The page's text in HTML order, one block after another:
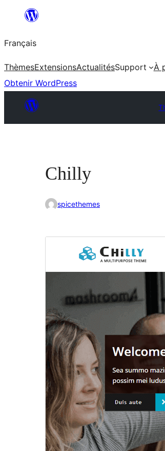
contenu
Français
ThèmesExtensionsActualitésSupport À
Obtenir WordPress
Chilly
spicethemes